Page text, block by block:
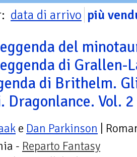
data di arrivo più
del
di Grallen-
di Brithelm.
Dragonlance. Vol. 2
e Dan Parkinson |
- Reparto Fantasy